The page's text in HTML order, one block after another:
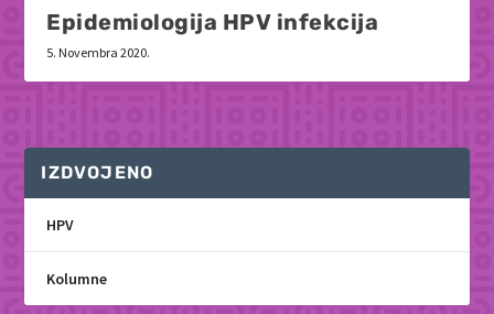
Epidemiologija HPV infekcija
5. Novembra 2020.
IZDVOJENO
HPV
Kolumne